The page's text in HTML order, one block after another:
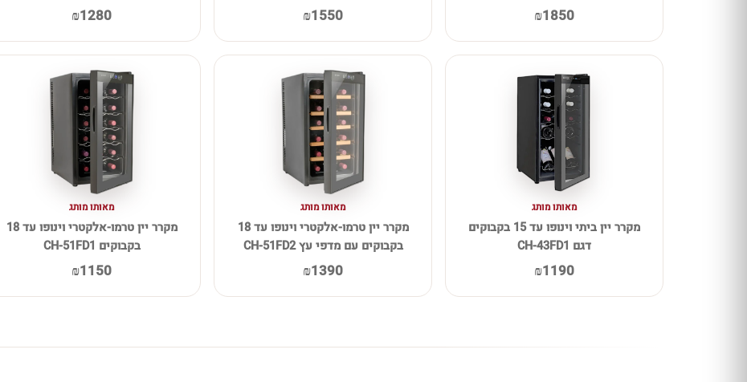
₪1850
₪1550
₪1280
מאותו מותג
מקרר יין ביתי וינופו עד 15 בקבוקים
דגם CH-43FD1
₪1190
מאותו מותג
מקרר יין טרמו-אלקטרי וינופו עד 18
בקבוקים עם מדפי עץ CH-51FD2
₪1390
מאותו מותג
מקרר יין טרמו-אלקטרי וינופו עד 18
בקבוקים CH-51FD1
₪1150